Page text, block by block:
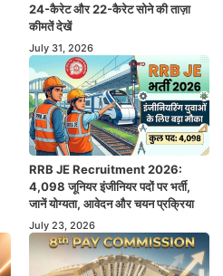
24-कैरेट और 22-कैरेट सोने की ताज़ा
कीमतें देखें
July 31, 2026
RRB JE Recruitment 2026:
4,098 जूनियर इंजीनियर पदों पर भर्ती,
जानें योग्यता, आवेदन और चयन प्रक्रिया
July 23, 2026